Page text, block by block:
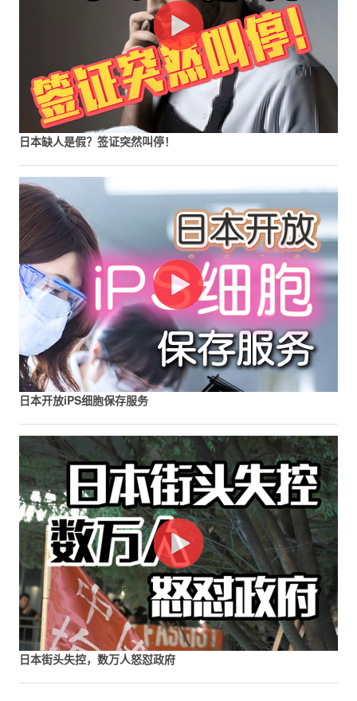
日本缺人是假？签证突然叫停！
日本开放iPS细胞保存服务
日本街头失控，数万人怒怼政府